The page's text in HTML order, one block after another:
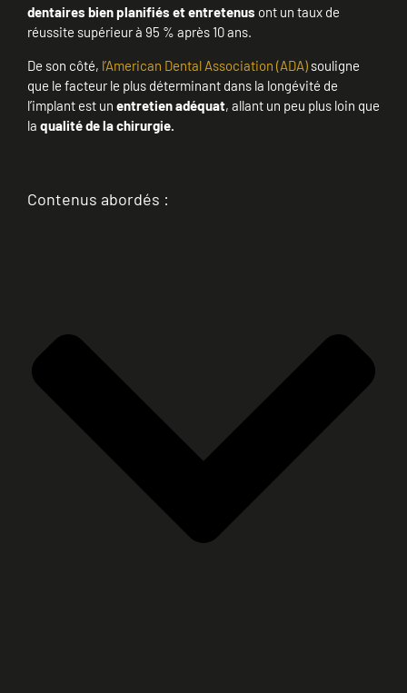
dentaires bien planifiés et entretenus ont un taux de
réussite supérieur à 95 % après 10 ans.
De son côté, l’American Dental Association (ADA) souligne
que le facteur le plus déterminant dans la longévité de
l’implant est un entretien adéquat, allant un peu plus loin que
la qualité de la chirurgie.
Contenus abordés :